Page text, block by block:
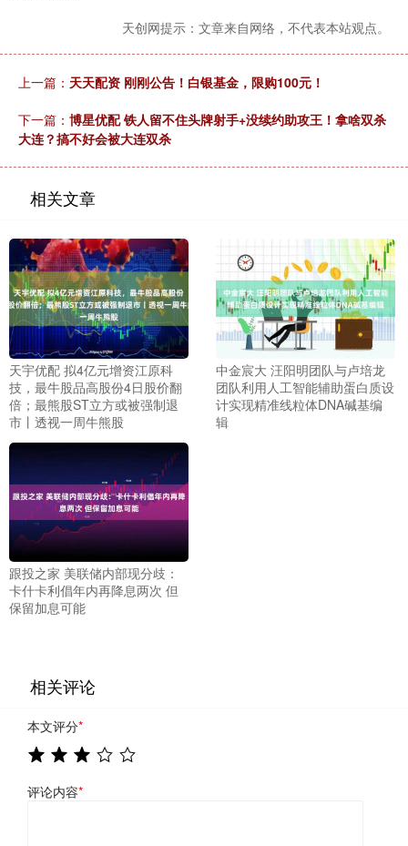
天创网提示：文章来自网络，不代表本站观点。
上一篇： 天天配资 刚刚公告！白银基金，限购100元！
下一篇： 博星优配 铁人留不住头牌射手+没续约助攻王！拿啥双杀
大连？搞不好会被大连双杀
相关文章
天宇优配 拟4亿元增资江原科
技，最牛股品高股份4日股价翻
倍；最熊股ST立方或被强制退
市丨透视一周牛熊股
中金宸大 汪阳明团队与卢培龙
团队利用人工智能辅助蛋白质设
计实现精准线粒体DNA碱基编
辑
跟投之家 美联储内部现分歧：
卡什卡利倡年内再降息两次 但
保留加息可能
相关评论
本文评分*
评论内容*